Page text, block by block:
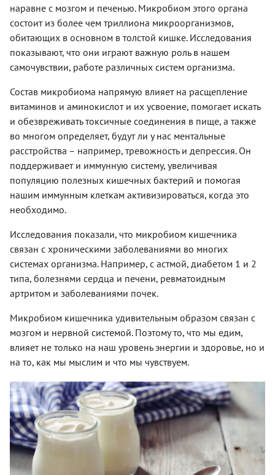
наравне с мозгом и печенью. Микробиом этого органа
состоит из более чем триллиона микроорганизмов,
обитающих в основном в толстой кишке. Исследования
показывают, что они играют важную роль в нашем
самочувствии, работе различных систем организма.
Состав микробиома напрямую влияет на расщепление
витаминов и аминокислот и их усвоение, помогает искать
и обезвреживать токсичные соединения в пище, а также
во многом определяет, будут ли у нас ментальные
расстройства – например, тревожность и депрессия. Он
поддерживает и иммунную систему, увеличивая
популяцию полезных кишечных бактерий и помогая
нашим иммунным клеткам активизироваться, когда это
необходимо.
Исследования показали, что микробиом кишечника
связан с хроническими заболеваниями во многих
системах организма. Например, с астмой, диабетом 1 и 2
типа, болезнями сердца и печени, ревматоидным
артритом и заболеваниями почек.
Микробиом кишечника удивительным образом связан с
мозгом и нервной системой. Поэтому то, что мы едим,
влияет не только на наш уровень энергии и здоровье, но и
на то, как мы мыслим и что мы чувствуем.